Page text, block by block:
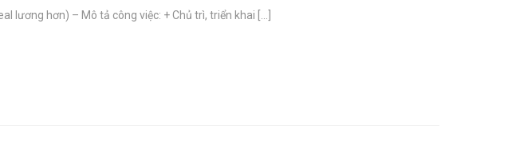
lương hơn) – Mô tả công việc: + Chủ trì, triển khai […]